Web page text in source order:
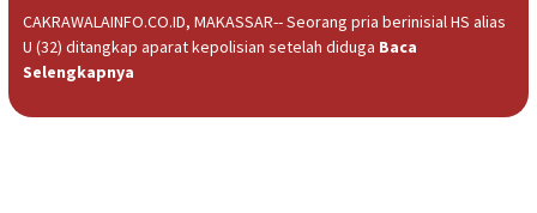
CAKRAWALAINFO.CO.ID, MAKASSAR-- Seorang pria berinisial HS alias
U (32) ditangkap aparat kepolisian setelah diduga Baca
Selengkapnya